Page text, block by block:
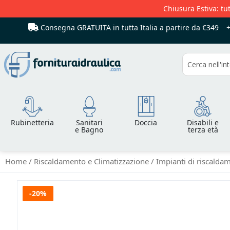
Chiusura Estiva:
Consegna GRATUITA in tutta Italia a partire da €349
Cerca
Rubinetteria Sanitari
e Bagno
Doccia Disabili e
terza età
Home Riscaldamento e Climatizzazione Impianti di
Vai
-20%